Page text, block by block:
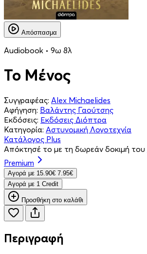
Απόσπασμα
Audiobook • 9ω 8λ
Το Μένος
Συγγραφέας: Alex Michaelides
Αφήγηση: Βαλάντης Γαούτσης
Εκδόσεις: Εκδόσεις Διόπτρα
Κατηγορία: Αστυνομική Λογοτεχνία
Κατάλογος Plus
Απόκτησέ το με τη δωρεάν δοκιμή του
Premium
Aγορά με 15.90€ 7.95€
Aγορά με 1 Credit
Προσθήκη στο καλάθι
Περιγραφή